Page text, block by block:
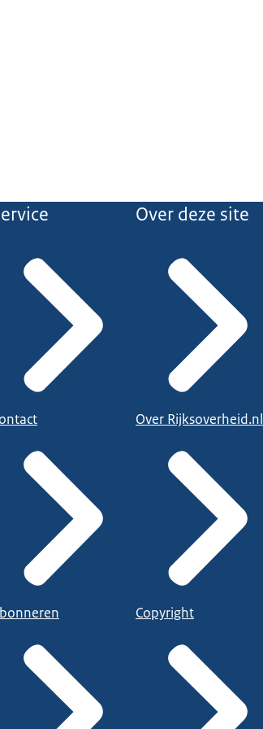
Over deze site
Over Rijksoverheid.nl
Copyright